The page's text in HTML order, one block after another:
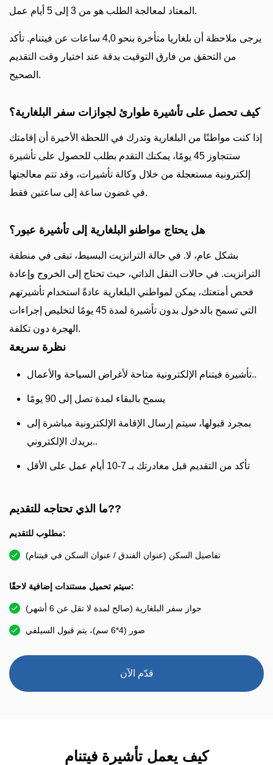
المعتاد لمعالجة الطلب هو من 3 إلى 5 أيام عمل.
يرجى ملاحظة أن بلغاريا متأخرة بنحو 4,0 ساعات عن فيتنام. تأكد
من التحقق من فارق التوقيت بدقة عند اختيار وقت التقديم
الصحيح.
كيف تحصل على تأشيرة طوارئ لجوازات سفر البلغارية؟
إذا كنت مواطنًا من البلغارية وتدرك في اللحظة الأخيرة أن إقامتك
ستتجاوز 45 يومًا، يمكنك التقدم بطلب للحصول على تأشيرة
إلكترونية مستعجلة من خلال وكالة تأشيرات، وقد تتم معالجتها
في غضون ساعة إلى ساعتين فقط.
هل يحتاج مواطنو البلغارية إلى تأشيرة عبور؟
بشكل عام، لا. في حالة الترانزيت البسيط، تبقى في منطقة
الترانزيت. في حالات النقل الذاتي، حيث تحتاج إلى الخروج وإعادة
فحص أمتعتك، يمكن لمواطني البلغارية عادةً استخدام تأشيرتهم
التي تسمح بالدخول بدون تأشيرة لمدة 45 يومًا لتخليص إجراءات
الهجرة دون تكلفة.
نظرة سريعة
تأشيرة فيتنام الإلكترونية متاحة لأغراض السياحة والأعمال..
يسمح بالبقاء لمدة تصل إلى 90 يومًا
بمجرد قبولها، سيتم إرسال الإقامة الإلكترونية مباشرة إلى
بريدك الإلكتروني..
تأكد من التقديم قبل مغادرتك بـ 7-10 أيام عمل على الأقل
ما الذي تحتاجه للتقديم??
مطلوب للتقديم:
تفاصيل السكن (عنوان الفندق / عنوان السكن في فيتنام)
سيتم تحميل مستندات إضافية لاحقًا:
جواز سفر البلغارية (صالح لمدة لا تقل عن 6 أشهر)
صور (4*6 سم)، يتم قبول السيلفي
قدّم الآن
كيف يعمل تأشيرة فيتنام